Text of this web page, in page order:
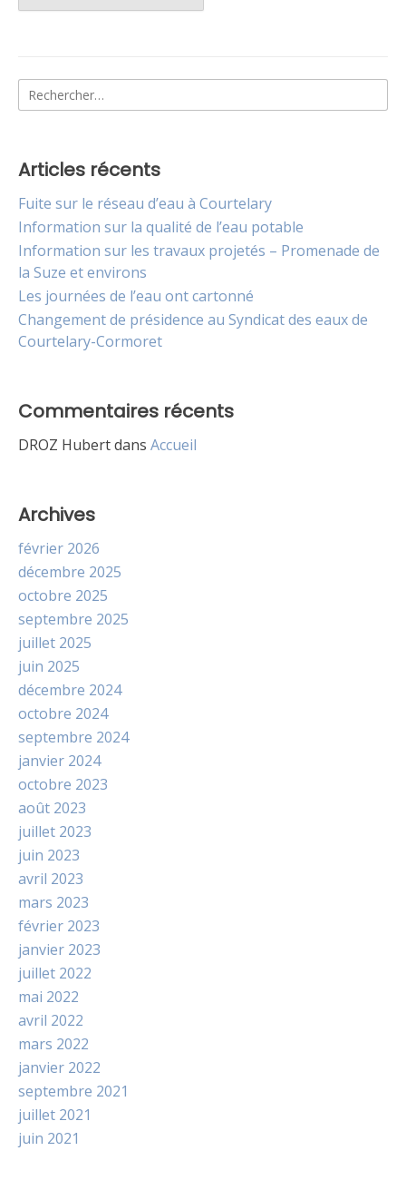
Rechercher :
Articles récents
Fuite sur le réseau d’eau à Courtelary
Information sur la qualité de l’eau potable
Information sur les travaux projetés – Promenade de
la Suze et environs
Les journées de l’eau ont cartonné
Changement de présidence au Syndicat des eaux de
Courtelary-Cormoret
Commentaires récents
DROZ Hubertdans Accueil
Archives
février 2026
décembre 2025
octobre 2025
septembre 2025
juillet 2025
juin 2025
décembre 2024
octobre 2024
septembre 2024
janvier 2024
octobre 2023
août 2023
juillet 2023
juin 2023
avril 2023
mars 2023
février 2023
janvier 2023
juillet 2022
mai 2022
avril 2022
mars 2022
janvier 2022
septembre 2021
juillet 2021
juin 2021